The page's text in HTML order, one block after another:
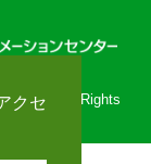
クセ
Center. All Rights